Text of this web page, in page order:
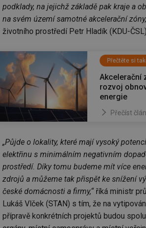
podklady, na jejichž základě pak kraje a
na svém území samotné akcelerační
životního prostředí Petr Hladík (KDU-
Přečtěte si
Akcelerační
rozvoj
energie
Přečíst
„Půjde o lokality, které mají vysoký
elektřinu s minimálním negativním
prostředí. Díky tomu budeme mít více
zdrojů a můžeme tak přispět ke snížení
české domácnosti a firmy,“říká ministr
Lukáš Vlček (STAN) s tím, že na
přípravě konkrétních projektů budou